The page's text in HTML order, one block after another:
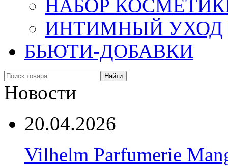
НАБОР
ИНТИМНЫЙ УХОД
БЬЮТИ-ДОБАВКИ
Найти
Новости
20.04.2026
Vilhelm Parfumerie